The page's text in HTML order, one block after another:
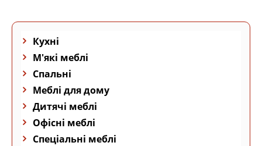
Кухні
М'які меблі
Спальні
Меблі для дому
Дитячі меблі
Офісні меблі
Спеціальні меблі